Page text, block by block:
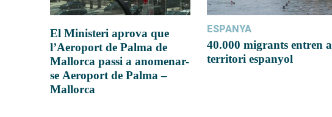
El Ministeri aprova que
l’Aeroport de Palma de
Mallorca passi a anomenar-
se Aeroport de Palma –
Mallorca
ESPANYA
40.000 migrants entren a
territori espanyol